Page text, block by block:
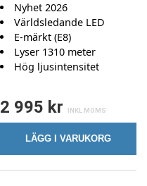
Nyhet 2026
Världsledande LED
E-märkt (E8)
Lyser 1310 meter
Hög ljusintensitet
2 995 kr
LÄGG I VARUKORG